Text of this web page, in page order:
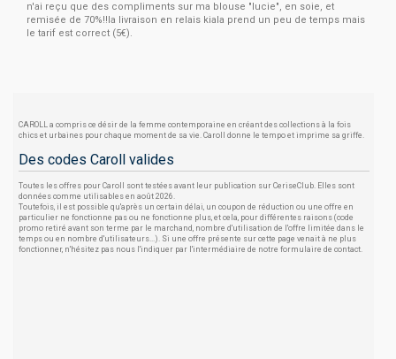
n'ai reçu que des compliments sur ma blouse "lucie", en soie, et
remisée de 70%!!la livraison en relais kiala prend un peu de temps mais
le tarif est correct (5€).
CAROLL a compris ce désir de la femme contemporaine en créant des collections à la fois
chics et urbaines pour chaque moment de sa vie. Caroll donne le tempo et imprime sa griffe.
Des codes Caroll valides
Toutes les offres pour Caroll sont testées avant leur publication sur CeriseClub. Elles sont
données comme utilisables en août 2026.
Toutefois, il est possible qu'après un certain délai, un coupon de réduction ou une offre en
particulier ne fonctionne pas ou ne fonctionne plus, et cela, pour différentes raisons (code
promo retiré avant son terme par le marchand, nombre d'utilisation de l'offre limitée dans le
temps ou en nombre d'utilisateurs...). Si une offre présente sur cette page venait à ne plus
fonctionner, n'hésitez pas nous l'indiquer par l'intermédiaire de notre formulaire de contact.